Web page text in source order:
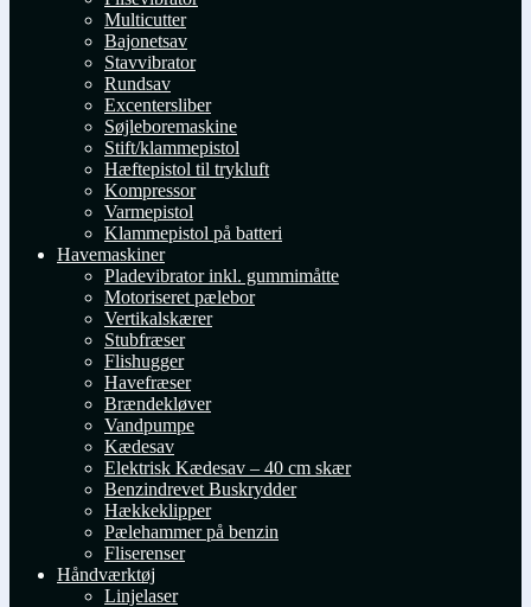
Multicutter
Bajonetsav
Stavvibrator
Rundsav
Excentersliber
Søjleboremaskine
Stift/klammepistol
Hæftepistol til trykluft
Kompressor
Varmepistol
Klammepistol på batteri
Havemaskiner
Pladevibrator inkl. gummimåtte
Motoriseret pælebor
Vertikalskærer
Stubfræser
Flishugger
Havefræser
Brændekløver
Vandpumpe
Kædesav
Elektrisk Kædesav – 40 cm skær
Benzindrevet Buskrydder
Hækkeklipper
Pælehammer på benzin
Fliserenser
Håndværktøj
Linjelaser